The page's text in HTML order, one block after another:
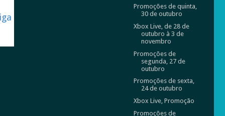
Promoções de quinta,
30 de outubro
Xbox Live, de 28 de
outubro à 3 de
novembro
Promoções de
segunda, 27 de
outubro
Promoções de sexta,
24 de outubro
Xbox Live, Promoção
Promoções de